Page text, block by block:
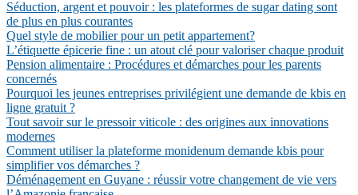
Séduction, argent et pouvoir : les plateformes de sugar dating sont
de plus en plus courantes
Quel style de mobilier pour un petit appartement?
L’étiquette épicerie fine : un atout clé pour valoriser chaque produit
Pension alimentaire : Procédures et démarches pour les parents
concernés
Pourquoi les jeunes entreprises privilégient une demande de kbis en
ligne gratuit ?
Tout savoir sur le pressoir viticole : des origines aux innovations
modernes
Comment utiliser la plateforme monidenum demande kbis pour
simplifier vos démarches ?
Déménagement en Guyane : réussir votre changement de vie vers